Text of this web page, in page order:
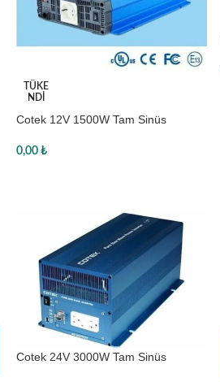
TÜKE
NDI
Cotek 12V 1500W Tam Sinüs
0,00 ₺
Cotek 24V 3000W Tam Sinüs